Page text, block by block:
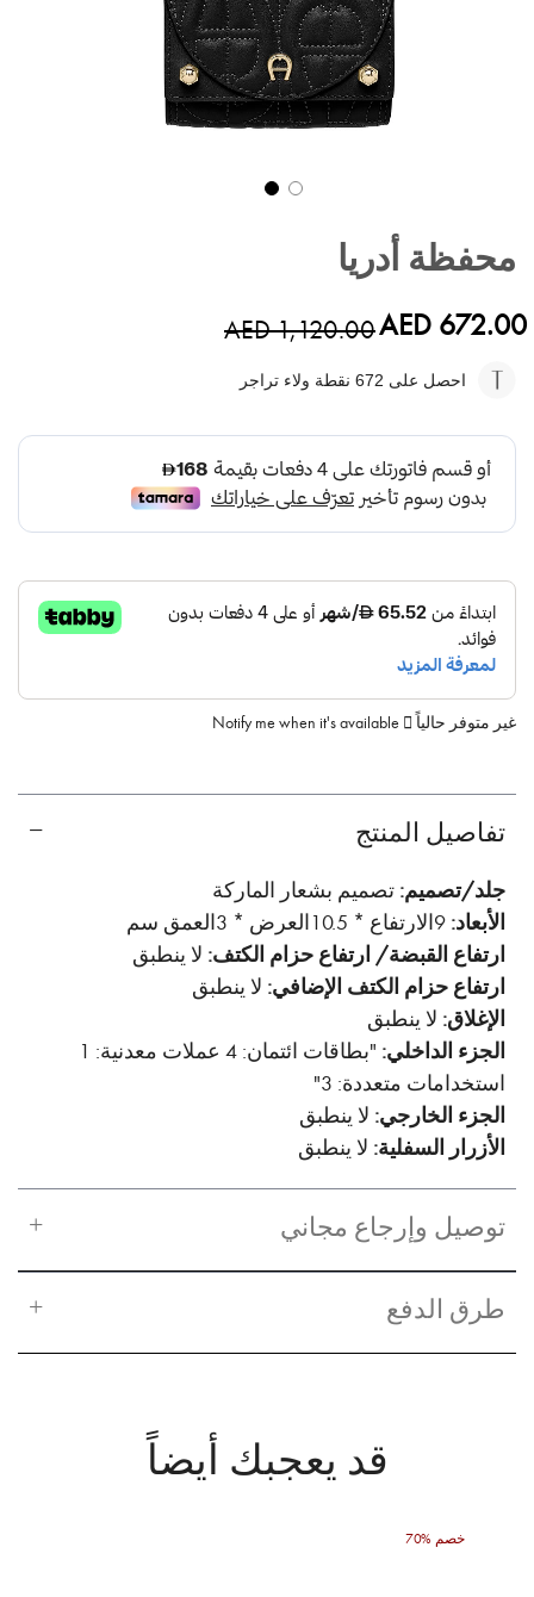
بداية
محفظة أدريا
AED 672.00
AED 1,120.00
احصل على 672 نقطة ولاء تراجر
غير متوفر حالياً Notify me when it's available
تفاصيل المنتج
جلد/تصميم: تصميم بشعار الماركة
الأبعاد: 9الارتفاع * 10.5العرض * 3العمق سم
ارتفاع القبضة/ ارتفاع حزام الكتف: لا ينطبق
ارتفاع حزام الكتف الإضافي: لا ينطبق
الإغلاق: لا ينطبق
الجزء الداخلي:
"بطاقات ائتمان: 4 عملات معدنية: 1
استخدامات متعددة: 3"
الجزء الخارجي: لا ينطبق
الأزرار السفلية: لا ينطبق
توصيل وإرجاع مجاني
طرق الدفع
قد يعجبك أيضاً
70% خصم